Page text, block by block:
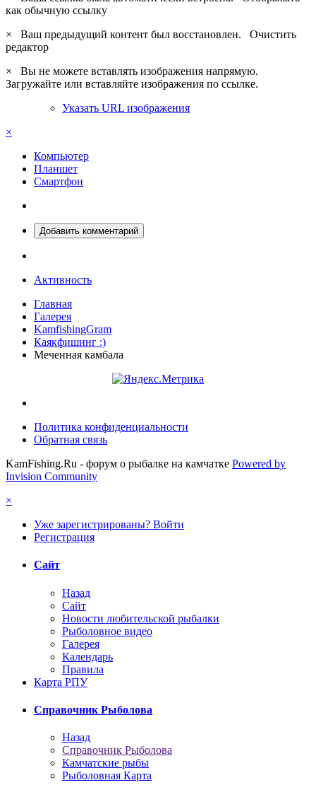
как обычную ссылку
×
Ваш предыдущий контент был восстановлен. Очистить
редактор
×
Вы не можете вставлять изображения напрямую.
Загружайте или вставляйте изображения по ссылке.
Указать URL изображения
×
Компьютер
Планшет
Смартфон
Добавить комментарий
Активность
Главная
Галерея
KamfishingGram
Каякфишинг :)
Меченная камбала
Политика конфиденциальности
Обратная связь
KamFishing.Ru - форум о рыбалке на камчатке Powered by
Invision Community
×
Уже зарегистрированы? Войти
Регистрация
Сайт
Назад
Сайт
Новости любительской рыбалки
Рыболовное видео
Галерея
Календарь
Правила
Карта РПУ
Справочник Рыболова
Назад
Справочник Рыболова
Камчатские рыбы
Рыболовная Карта